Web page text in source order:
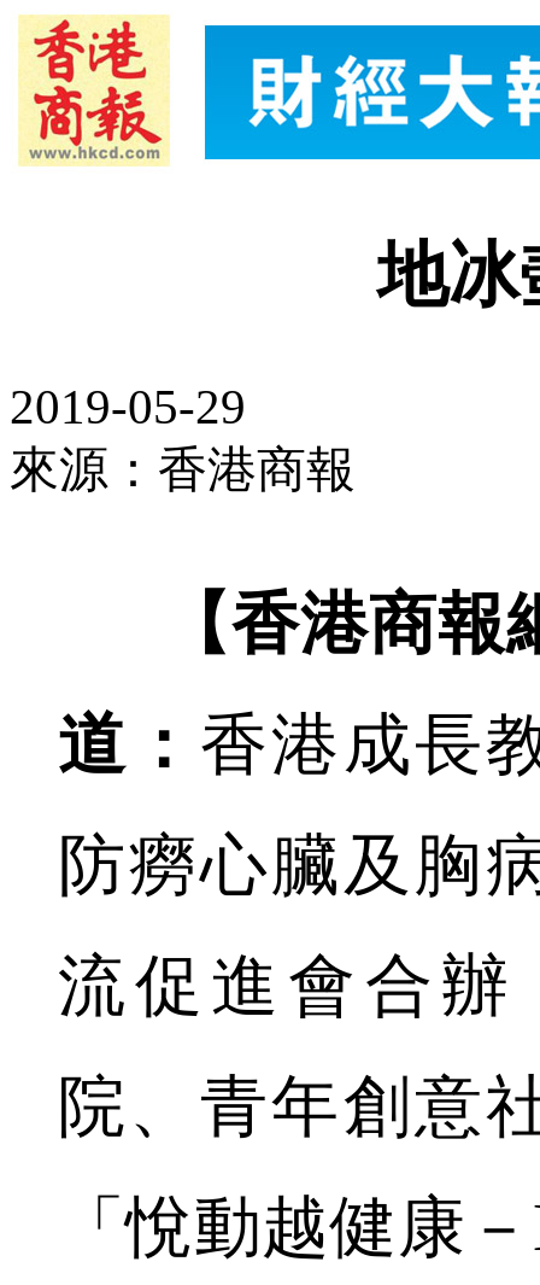
地冰
2019-05-29
來源：香港商報
【香港商
道： 香港成長
防癆心臟及胸
流促進會合
院、青年創意
「悅動越健康